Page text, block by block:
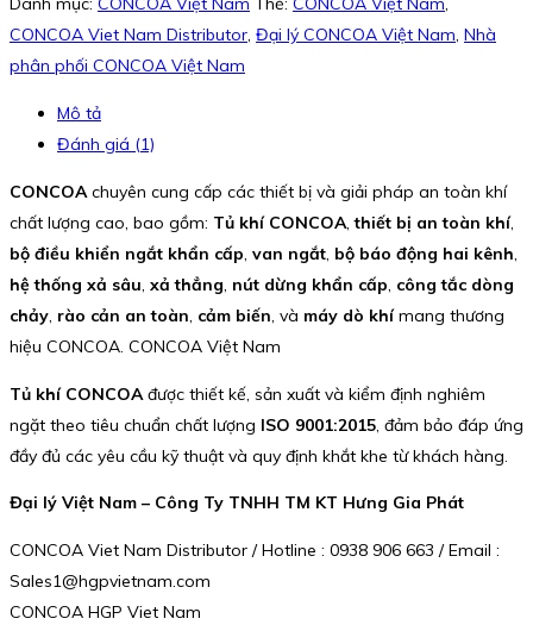
CONCOA Viet Nam Distributor, Đại lý CONCOA Việt Nam, Nhà
phân phối CONCOA Việt Nam
Mô tả
Đánh giá (1)
CONCOAchuyên cung cấp các thiết bị và giải pháp an toàn khí
chất lượng cao, bao gồm: Tủ khí CONCOA,thiết bị an toàn khí,
bộ điều khiển ngắt khẩn cấp, van ngắt, bộ báo động hai kênh,
hệ thống xả sâu, xả thẳng, nút dừng khẩn cấp, công tắc dòng
chảy, rào cản an toàn, cảm biến, và máy dò khímang thương
hiệu CONCOA. CONCOA Việt Nam
Tủ khí CONCOAđược thiết kế, sản xuất và kiểm định nghiêm
ngặt theo tiêu chuẩn chất lượng ISO 9001:2015, đảm bảo đáp ứng
đầy đủ các yêu cầu kỹ thuật và quy định khắt khe từ khách hàng.
Đại lý Việt Nam – Công Ty TNHH TM KT Hưng Gia Phát
CONCOA Viet Nam Distributor / Hotline : 0938 906 663 / Email :
Sales1@hgpvietnam.com
CONCOA HGP Viet Nam